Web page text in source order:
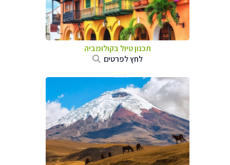
תכנון טיול בקולומביה
לחץ לפרטים